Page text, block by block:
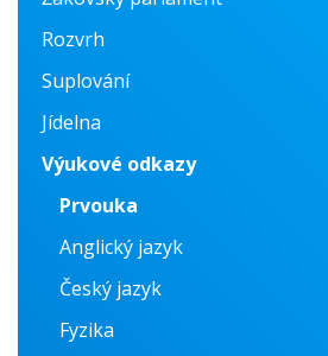
O nás
Fotogalerie
Konzultační centrum
Rozvrh
Suplování
Jídelna
Výukové odkazy
Prvouka
Anglický jazyk
Český jazyk
Fyzika